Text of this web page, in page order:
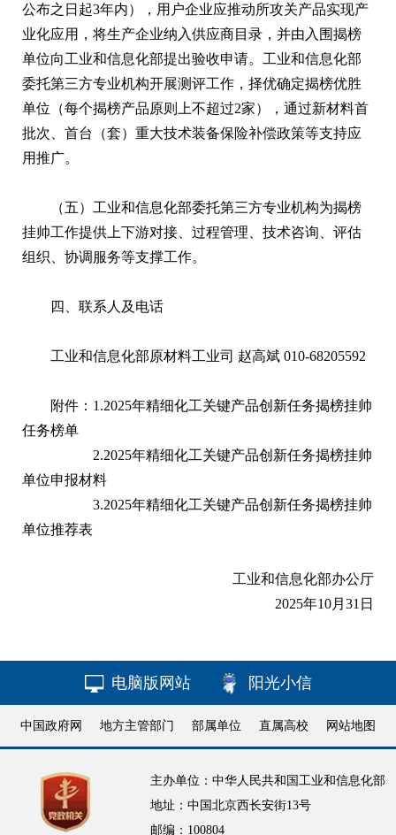
公布之日起3年内），用户企业应推动所攻关产品实现产
业化应用，将生产企业纳入供应商目录，并由入围揭榜
单位向工业和信息化部提出验收申请。工业和信息化部
委托第三方专业机构开展测评工作，择优确定揭榜优胜
单位（每个揭榜产品原则上不超过2家），通过新材料首
批次、首台（套）重大技术装备保险补偿政策等支持应
用推广。
（五）工业和信息化部委托第三方专业机构为揭榜
挂帅工作提供上下游对接、过程管理、技术咨询、评估
组织、协调服务等支撑工作。
四、联系人及电话
工业和信息化部原材料工业司 赵高斌 010-68205592
附件：1.2025年精细化工关键产品创新任务揭榜挂帅
任务榜单
2.2025年精细化工关键产品创新任务揭榜挂帅
单位申报材料
3.2025年精细化工关键产品创新任务揭榜挂帅
单位推荐表
工业和信息化部办公厅
2025年10月31日
电脑版网站 阳光小信
中国政府网 地方主管部门 部属单位 直属高校 网站地图
主办单位：中华人民共和国工业和信息化部
地址：中国北京西长安街13号
邮编：100804